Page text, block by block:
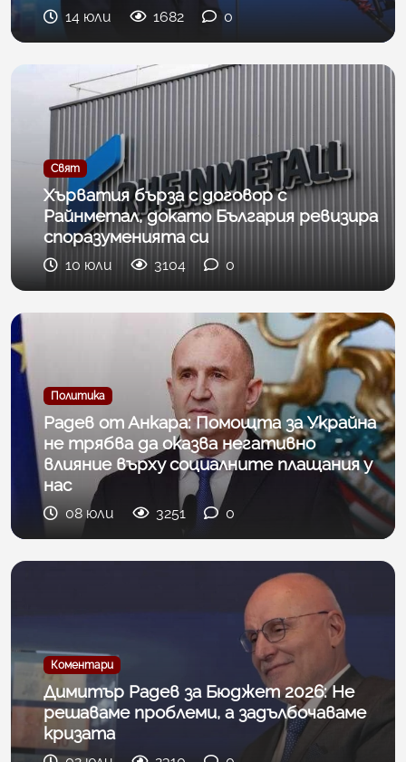
14 юли 1682 0
Свят
Хърватия бърза с договор с
Райнметал, докато България ревизира
споразуменията си
10 юли 3104 0
Политика
Радев от Анкара: Помощта за Украйна
не трябва да оказва негативно
влияние върху социалните плащания у
нас
08 юли 3251 0
Коментари
Димитър Радев за Бюджет 2026: Не
решаваме проблеми, а задълбочаваме
кризата